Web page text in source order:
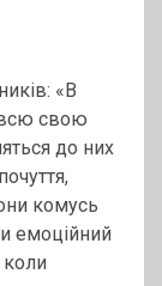
«В
всю свою
до них
комусь
емоційний